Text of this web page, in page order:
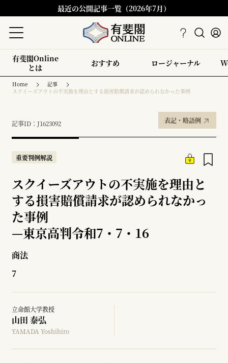
最近の公開記事一覧（2026年7月）
有斐閣Online
とは
おすすめ ロージャーナル
Home
記事
スクイーズアウトの不実施を理由とする損害賠償請求が認められなかった事例
記事ID：J1623092 表記・略語例
重要判例解説
スクイーズアウトの不実施を理由と
する損害賠償請求が認められなかっ
た事例
—東京高判令和7・7・16
商法
7
立命館大学教授
山田 泰弘
YAMADA Yoshihiro